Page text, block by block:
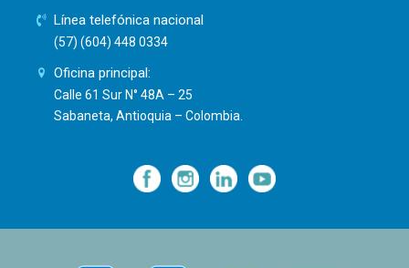
Línea telefónica nacional
(57) (604) 448 0334
Oficina principal:
Calle 61 Sur N° 48A – 25
Sabaneta, Antioquia – Colombia.
— — —